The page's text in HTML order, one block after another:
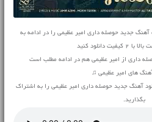
جدید حوصله داری امیر عظیمی را در ادامه به
دانلود کنید
داری از امیر عظیمی هم در ادامه مطلب است
های امیر عظیمی ♫
آهنگ جدید حوصله داری امیر عظیمی را به اشتراک
بگذارید.